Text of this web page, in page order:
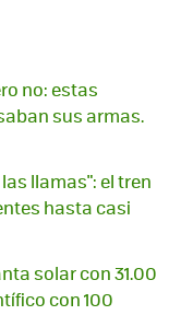
no: estas
sus armas.
llamas": el tren
hasta casi
solar con 31.00
con 100